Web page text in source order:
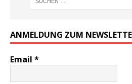
ANMELDUNG ZUM
Email *